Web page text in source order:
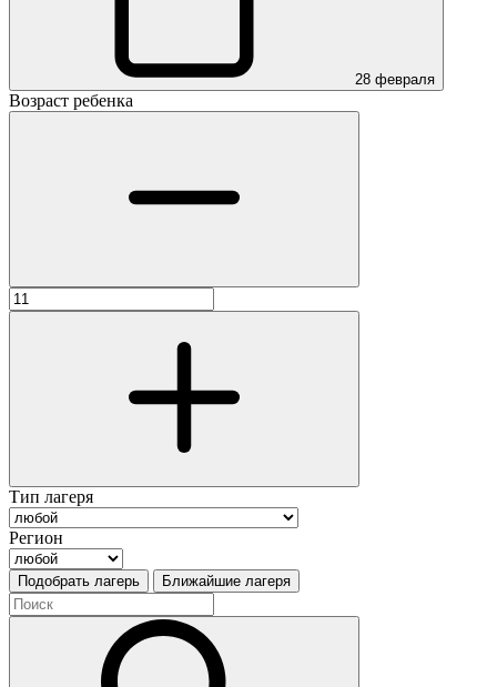
28 февраля
Возраст ребенка
Тип лагеря
Регион
Подобрать лагерь Ближайшие лагеря